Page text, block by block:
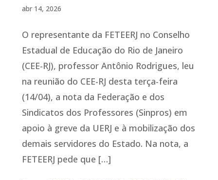
abr 14, 2026
O representante da FETEERJ no Conselho
Estadual de Educação do Rio de Janeiro
(CEE-RJ), professor Antônio Rodrigues, leu
na reunião do CEE-RJ desta terça-feira
(14/04), a nota da Federação e dos
Sindicatos dos Professores (Sinpros) em
apoio à greve da UERJ e à mobilização dos
demais servidores do Estado. Na nota, a
FETEERJ pede que […]